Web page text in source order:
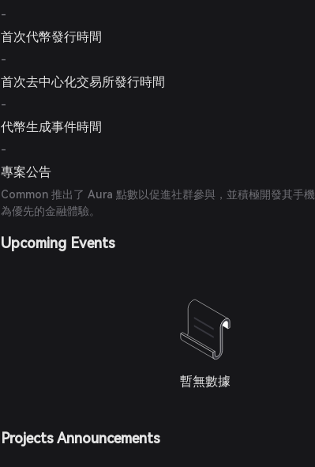
-
首次代幣發行時間
-
首次去中心化交易所發行時間
-
代幣生成事件時間
-
專案公告
Common 推出了 Aura 點數以促進社群參與，並積極開發其手
為優先的金融體驗。
Upcoming Events
暫無數據
Projects Announcements